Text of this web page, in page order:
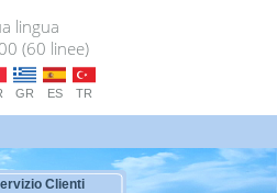
lingua
(60 linee)
GR ES TR
Clienti